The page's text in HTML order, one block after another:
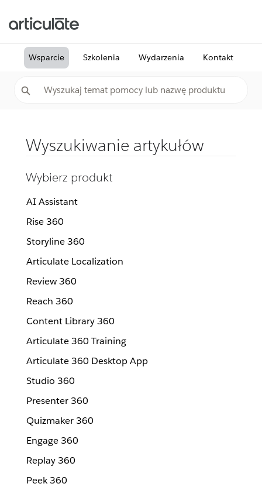
Wsparcie Szkolenia Wydarzenia Kontakt
Wyszukiwanie artykułów
Wybierz produkt
AI Assistant
Rise 360
Storyline 360
Articulate Localization
Review 360
Reach 360
Content Library 360
Articulate 360 Training
Articulate 360 Desktop App
Studio 360
Presenter 360
Quizmaker 360
Engage 360
Replay 360
Peek 360